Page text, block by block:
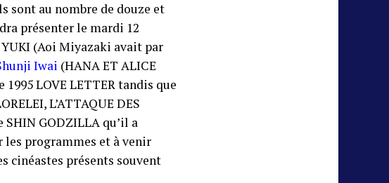
sont au nombre de douze et
présenter le mardi 12
YUKI (Aoi Miyazaki avait par
Iwai (HANA ET ALICE
LOVE LETTER tandis que
L’ATTAQUE DES
GODZILLA qu’il a
les programmes et à venir
cinéastes présents souvent